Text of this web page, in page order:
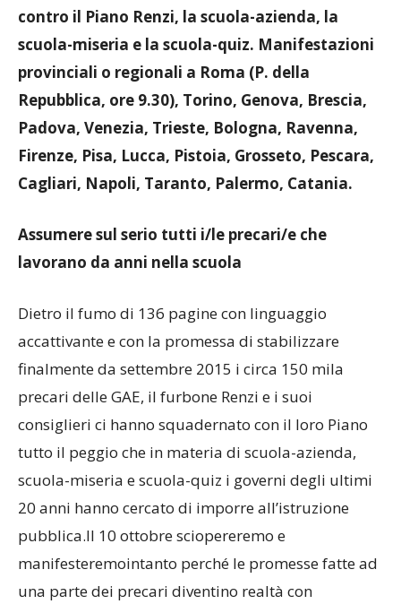
contro il Piano Renzi, la scuola-azienda, la
scuola-miseria e la scuola-quiz. Manifestazioni
provinciali o regionali a Roma (P. della
Repubblica, ore 9.30), Torino, Genova, Brescia,
Padova, Venezia, Trieste, Bologna, Ravenna,
Firenze, Pisa, Lucca, Pistoia, Grosseto, Pescara,
Cagliari, Napoli, Taranto, Palermo, Catania.
Assumere sul serio tutti i/le precari/e che
lavorano da anni nella scuola
Dietro il fumo di 136 pagine con linguaggio
accattivante e con la promessa di stabilizzare
finalmente da settembre 2015 i circa 150 mila
precari delle GAE, il furbone Renzi e i suoi
consiglieri ci hanno squadernato con il loro Piano
tutto il peggio che in materia di scuola-azienda,
scuola-miseria e scuola-quiz i governi degli ultimi
20 anni hanno cercato di imporre all’istruzione
pubblica.Il 10 ottobre sciopereremo e
manifesteremointanto perché le promesse fatte ad
una parte dei precari diventino realtà con